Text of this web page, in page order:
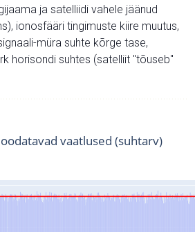
ja satelliidi vahele jäänud
ionosfääri tingimuste kiire muutus,
müra suhte kõrge tase,
horisondi suhtes (satelliit "tõuseb"
vaatlused (suhtarv)